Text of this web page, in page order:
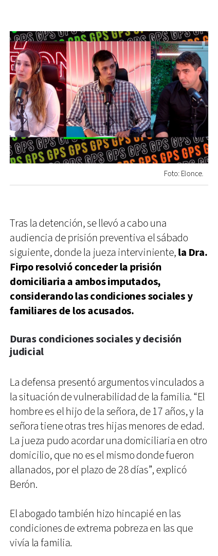
Foto: Elonce.
Tras la detención, se llevó a cabo una
audiencia de prisión preventiva el sábado
siguiente, donde la jueza interviniente, la Dra.
Firpo resolvió conceder la prisión
domiciliaria a ambos imputados,
considerando las condiciones sociales y
familiares de los acusados.
Duras condiciones sociales y decisión
judicial
La defensa presentó argumentos vinculados a
la situación de vulnerabilidad de la familia. “El
hombre es el hijo de la señora, de 17 años, y la
señora tiene otras tres hijas menores de edad.
La jueza pudo acordar una domiciliaria en otro
domicilio, que no es el mismo donde fueron
allanados, por el plazo de 28 días”, explicó
Berón.
El abogado también hizo hincapié en las
condiciones de extrema pobreza en las que
vivía la familia.